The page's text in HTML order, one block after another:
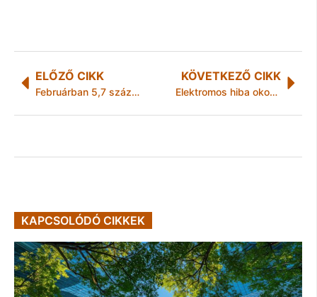
ELŐZŐ CIKK
Februárban 5,7 százalékkal nőttek a fogyasztói árak
KÖVETKEZŐ CIKK
Elektromos hiba okozhatta a busz kiégését
KAPCSOLÓDÓ CIKKEK